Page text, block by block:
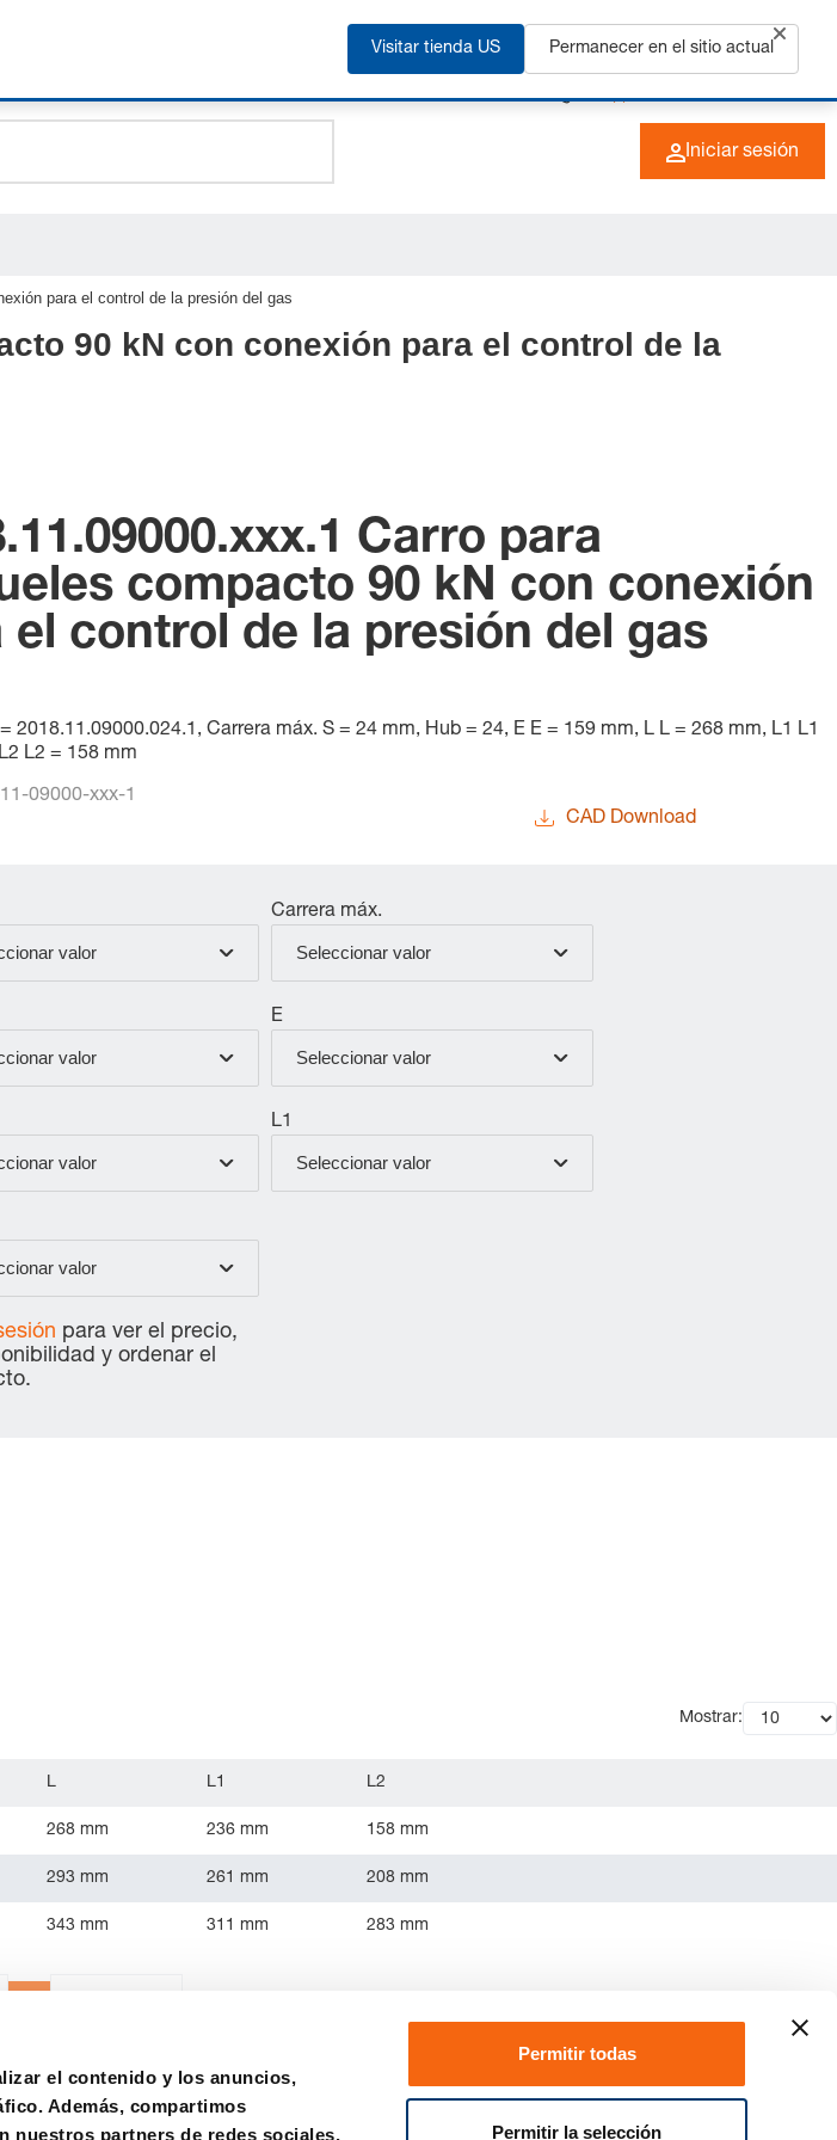
el contenido y los anuncios,
Además, compartimos
nuestros partners de redes sociales,
Permitir todas
Permitir la selección
+49 (0) 6266 73-0 ES
Iniciar sesión
para el control de la presión del gas
90 kN con conexión para el control de la
Carro para
compacto 90 kN con conexión
el control de la presión del gas
2018.11.09000.024.1, Carrera máx. S = 24 mm, Hub = 24, E E = 159 mm, L L = 268 mm, L1 L1
L2 = 158 mm
09000-xxx-1
CAD Download
valor
Carrera máx.
Seleccionar valor
valor
E
Seleccionar valor
valor
L1
Seleccionar valor
valor
para ver el precio,
y ordenar el
Mostrar:
L L1 L2
268 mm 236 mm 158 mm
293 mm 261 mm 208 mm
343 mm 311 mm 283 mm
Visitar tienda US Permanecer en el sitio actual